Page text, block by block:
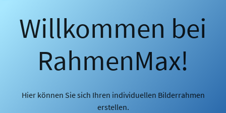
Willkommen bei
RahmenMax!
Hier können Sie sich Ihren individuellen Bilderrahmen
erstellen.